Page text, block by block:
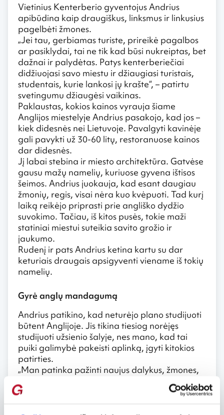
Vietinius Kenterberio gyventojus Andrius
apibūdina kaip draugiškus, linksmus ir linkusius
pagelbėti žmones.
„Jei tau, gerbiamas turiste, prireikė pagalbos
ar pasiklydai, tai ne tik kad būsi nukreiptas, bet
dažnai ir palydėtas. Patys kenterberiečiai
didžiuojasi savo miestu ir džiaugiasi turistais,
studentais, kurie lankosi jų krašte“, – patirtu
svetingumu džiaugėsi vaikinas.
Paklaustas, kokios kainos vyrauja šiame
Anglijos miestelyje Andrius pasakojo, kad jos –
kiek didesnės nei Lietuvoje. Pavalgyti kavinėje
gali pavykti už 30-60 litų, restoranuose kainos
dar didesnės.
Jį labai stebina ir miesto architektūra. Gatvėse
gausu mažų namelių, kuriuose gyvena ištisos
šeimos. Andrius juokauja, kad esant daugiau
žmonių, regis, visai nėra kuo kvėpuoti. Tad kurį
laiką reikėjo priprasti prie angliško dydžio
suvokimo. Tačiau, iš kitos pusės, tokie maži
statiniai miestui suteikia savito grožio ir
jaukumo.
Rudenį ir pats Andrius ketina kartu su dar
keturiais draugais apsigyventi viename iš tokių
namelių.
Gyrė anglų mandagumą
Andrius patikino, kad neturėjo plano studijuoti
būtent Anglijoje. Jis tikina tiesiog norėjęs
studijuoti užsienio šalyje, nes mano, kad tai
puiki galimybė pakeisti aplinką, įgyti kitokios
patirties.
„Man patinka pažinti naujus dalykus, žmones,
kultūras. Taip pat, galimybė stipriai patobulinti
anglų kalbos žinias. Taip jau išėjo, kad